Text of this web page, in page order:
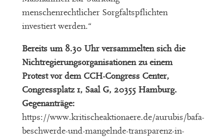
menschenrechtlicher Sorgfaltspflichten
investiert werden.“
Bereits um 8.30 Uhr versammelten sich die
Nichtregierungsorganisationen zu einem
Protest vor dem CCH-Congress Center,
Congressplatz 1, Saal G, 20355 Hamburg.
Gegenanträge:
https://www.kritischeaktionaere.de/aurubis/bafa-
beschwerde-und-mangelnde-transparenz-in-